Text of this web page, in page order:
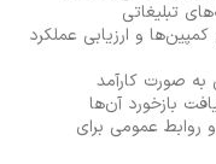
تبلیغاتی
و ارزیابی عملکرد
صورت کارآمد
بازخورد آن‌ها
روابط عمومی برای